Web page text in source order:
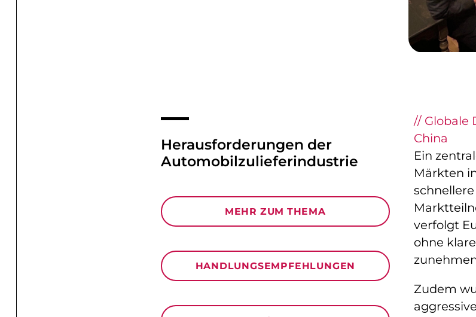
Herausforderungen der
Automobil­zulieferindustrie
MEHR ZUM THEMA
HANDLUNGSEMPFEHLUNGEN
// Globale
China
Ein
Märkten
verfolgt
ohne
Zudem